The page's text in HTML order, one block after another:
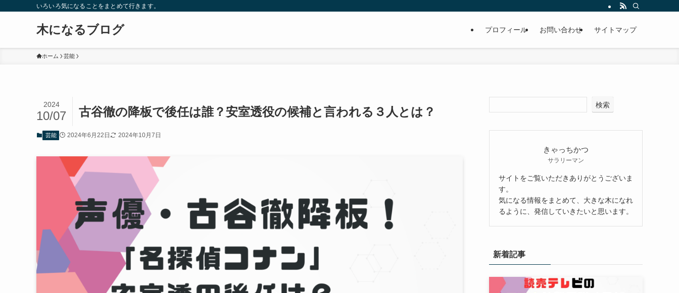
いろいろ気になることをまとめて行きます。
木になるブログ プロフィール お問い合わせ サイトマップ
ホーム 芸能
古谷徹の降板で後任は誰？安室透役の候補と言われる３人とは？
2024
10/07
芸能 2024年6月22日 2024年10月7日
検索
きゃっちかつ
サラリーマン
サイトをご覧いただきありがとうございま
す。
気になる情報をまとめて、大きな木になれ
るように、発信していきたいと思います。
新着記事